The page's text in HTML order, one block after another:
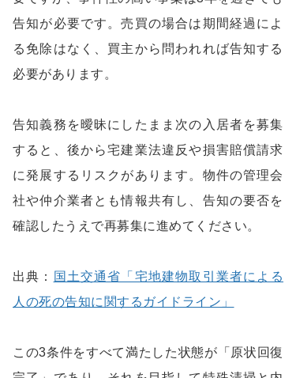
告知が必要です。売買の場合は期間経過によ
る免除はなく、買主から問われれば告知する
必要があります。
告知義務を曖昧にしたまま次の入居者を募集
すると、後から宅建業法違反や損害賠償請求
に発展するリスクがあります。物件の管理会
社や仲介業者とも情報共有し、告知の要否を
確認したうえで再募集に進めてください。
出典：
国土交通省「宅地建物取引業者による
人の死の告知に関するガイドライン」
この3条件をすべて満たした状態が「原状回復